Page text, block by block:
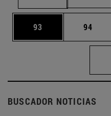
Página
93 Página
94
BUSCADOR NOTICIAS